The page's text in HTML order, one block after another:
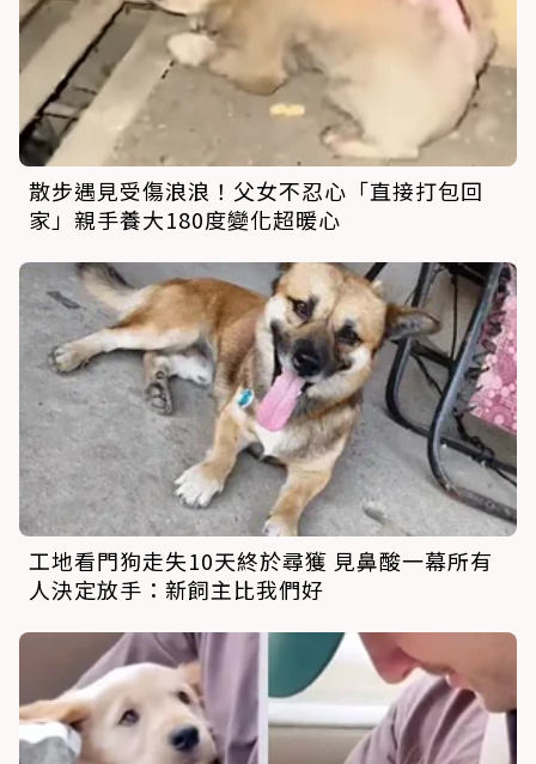
散步遇見受傷浪浪！父女不忍心「直接打包回
家」親手養大180度變化超暖心
工地看門狗走失10天終於尋獲 見鼻酸一幕所有
人決定放手：新飼主比我們好